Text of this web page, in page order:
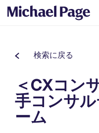
検索に戻る
＜CXコン
手コンサ
ーム